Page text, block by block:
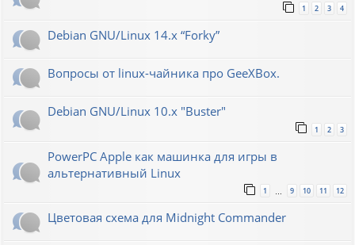
1 2 3 4
Debian GNU/Linux 14.x “Forky”
Вопросы от linux-чайника про GeeXBox.
Debian GNU/Linux 10.x "Buster"
1 2 3
PowerPC Apple как машинка для игры в
альтернативный Linux
1 9 10 11 12
Цветовая схема для Midnight Commander